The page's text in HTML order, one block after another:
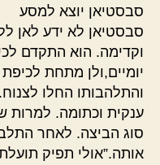
סבסטיאן יוצא למסע
סבסטיאן לא ידע לאן
וקדימה. הוא התקדם
יומיים,ולן מתחת
והתלהבותו החלו
ענקית וכתומה. למרות
סוג הביצה. לאחר
אותה.”אולי תפיק